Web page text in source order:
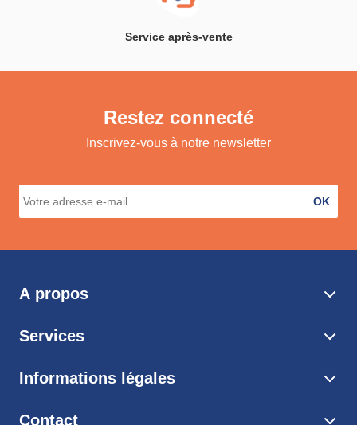
Service après-vente
Restez connecté
Inscrivez-vous à notre newsletter
OK
A propos
Services
Informations légales
Contact